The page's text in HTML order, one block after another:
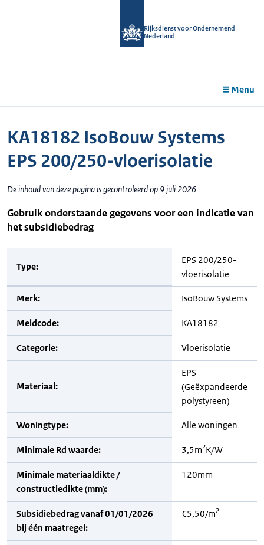
Rijksdienst voor Ondernemend
Nederland
Menu
KA18182 IsoBouw Systems
EPS 200/250-vloerisolatie
De inhoud van deze pagina is gecontroleerd op 9 juli 2026
Gebruik onderstaande gegevens voor een indicatie van
het subsidiebedrag
Type:
EPS 200/250-
vloerisolatie
Merk: IsoBouw Systems
Meldcode: KA18182
Categorie: Vloerisolatie
Materiaal:
EPS
(Geëxpandeerde
polystyreen)
Woningtype: Alle woningen
Minimale Rd waarde: 3,5m2K/W
Minimale materiaaldikte /
constructiedikte (mm):
120mm
Subsidiebedrag vanaf 01/01/2026
bij één maatregel:
€5,50/m2